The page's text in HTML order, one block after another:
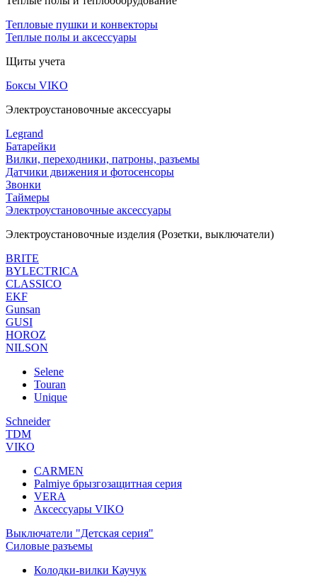
Тепловые пушки и конвекторы
Теплые полы и аксессуары
Щиты учета
Боксы VIKO
Электроустановочные аксессуары
Legrand
Батарейки
Вилки, переходники, патроны, разъемы
Датчики движения и фотосенсоры
Звонки
Таймеры
Электроустановочные аксессуары
Электроустановочные изделия (Розетки, выключатели)
BRITE
BYLECTRICA
CLASSICO
EKF
Gunsan
GUSI
HOROZ
NILSON
Selene
Touran
Unique
Schneider
TDM
VIKO
CARMEN
Palmiye брызгозащитная серия
VERA
Аксессуары VIKO
Выключатели "Детская серия"
Силовые разъемы
Колодки-вилки Каучук